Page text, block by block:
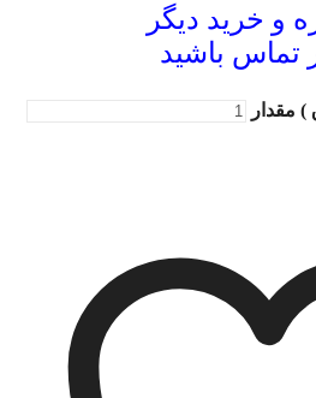
و خرید دیگر
تماس باشید